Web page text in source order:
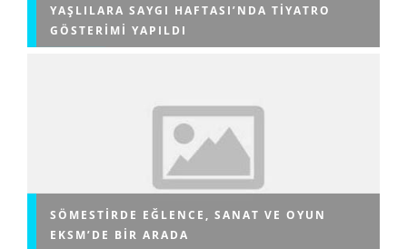
YAŞLILARA SAYGI HAFTASI’NDA TIYATRO
GÖSTERIMI YAPILDI
SÖMESTIRDE EĞLENCE, SANAT VE OYUN
EKSM’DE BIR ARADA